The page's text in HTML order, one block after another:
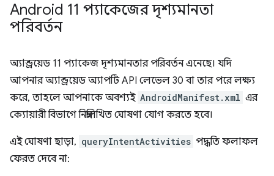
Android 11 প্যাকেজের দৃশ্যমানতা
পরিবর্তন
অ্যান্ড্রয়েড 11 প্যাকেজ দৃশ্যমানতার পরিবর্তন এনেছে। যদি
আপনার অ্যান্ড্রয়েড অ্যাপটি API লেভেল 30 বা তার পরে লক্ষ্য
করে, তাহলে আপনাকে অবশ্যই AndroidManifest.xml এর
ক্যোয়ারী বিভাগে নিম্নলিখিত ঘোষণা যোগ করতে হবে।
এই ঘোষণা ছাড়া, queryIntentActivities পদ্ধতি ফলাফল
ফেরত দেবে না: